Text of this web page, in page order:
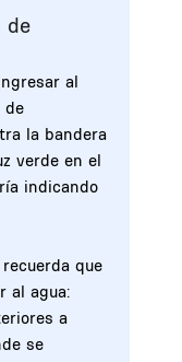
de
al
de
la bandera
verde en el
indicando
que
al agua:
a
se